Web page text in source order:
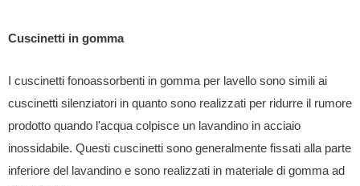
Cuscinetti in gomma
I cuscinetti fonoassorbenti in gomma per lavello sono simili ai
cuscinetti silenziatori in quanto sono realizzati per ridurre il rumore
prodotto quando l'acqua colpisce un lavandino in acciaio
inossidabile. Questi cuscinetti sono generalmente fissati alla parte
inferiore del lavandino e sono realizzati in materiale di gomma ad